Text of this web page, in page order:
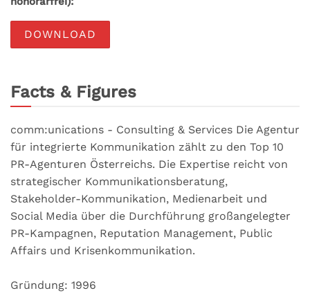
DOWNLOAD
Facts & Figures
comm:unications - Consulting & Services Die Agentur
für integrierte Kommunikation zählt zu den Top 10
PR-Agenturen Österreichs. Die Expertise reicht von
strategischer Kommunikationsberatung,
Stakeholder-Kommunikation, Medienarbeit und
Social Media über die Durchführung großangelegter
PR-Kampagnen, Reputation Management, Public
Affairs und Krisenkommunikation.
Gründung: 1996